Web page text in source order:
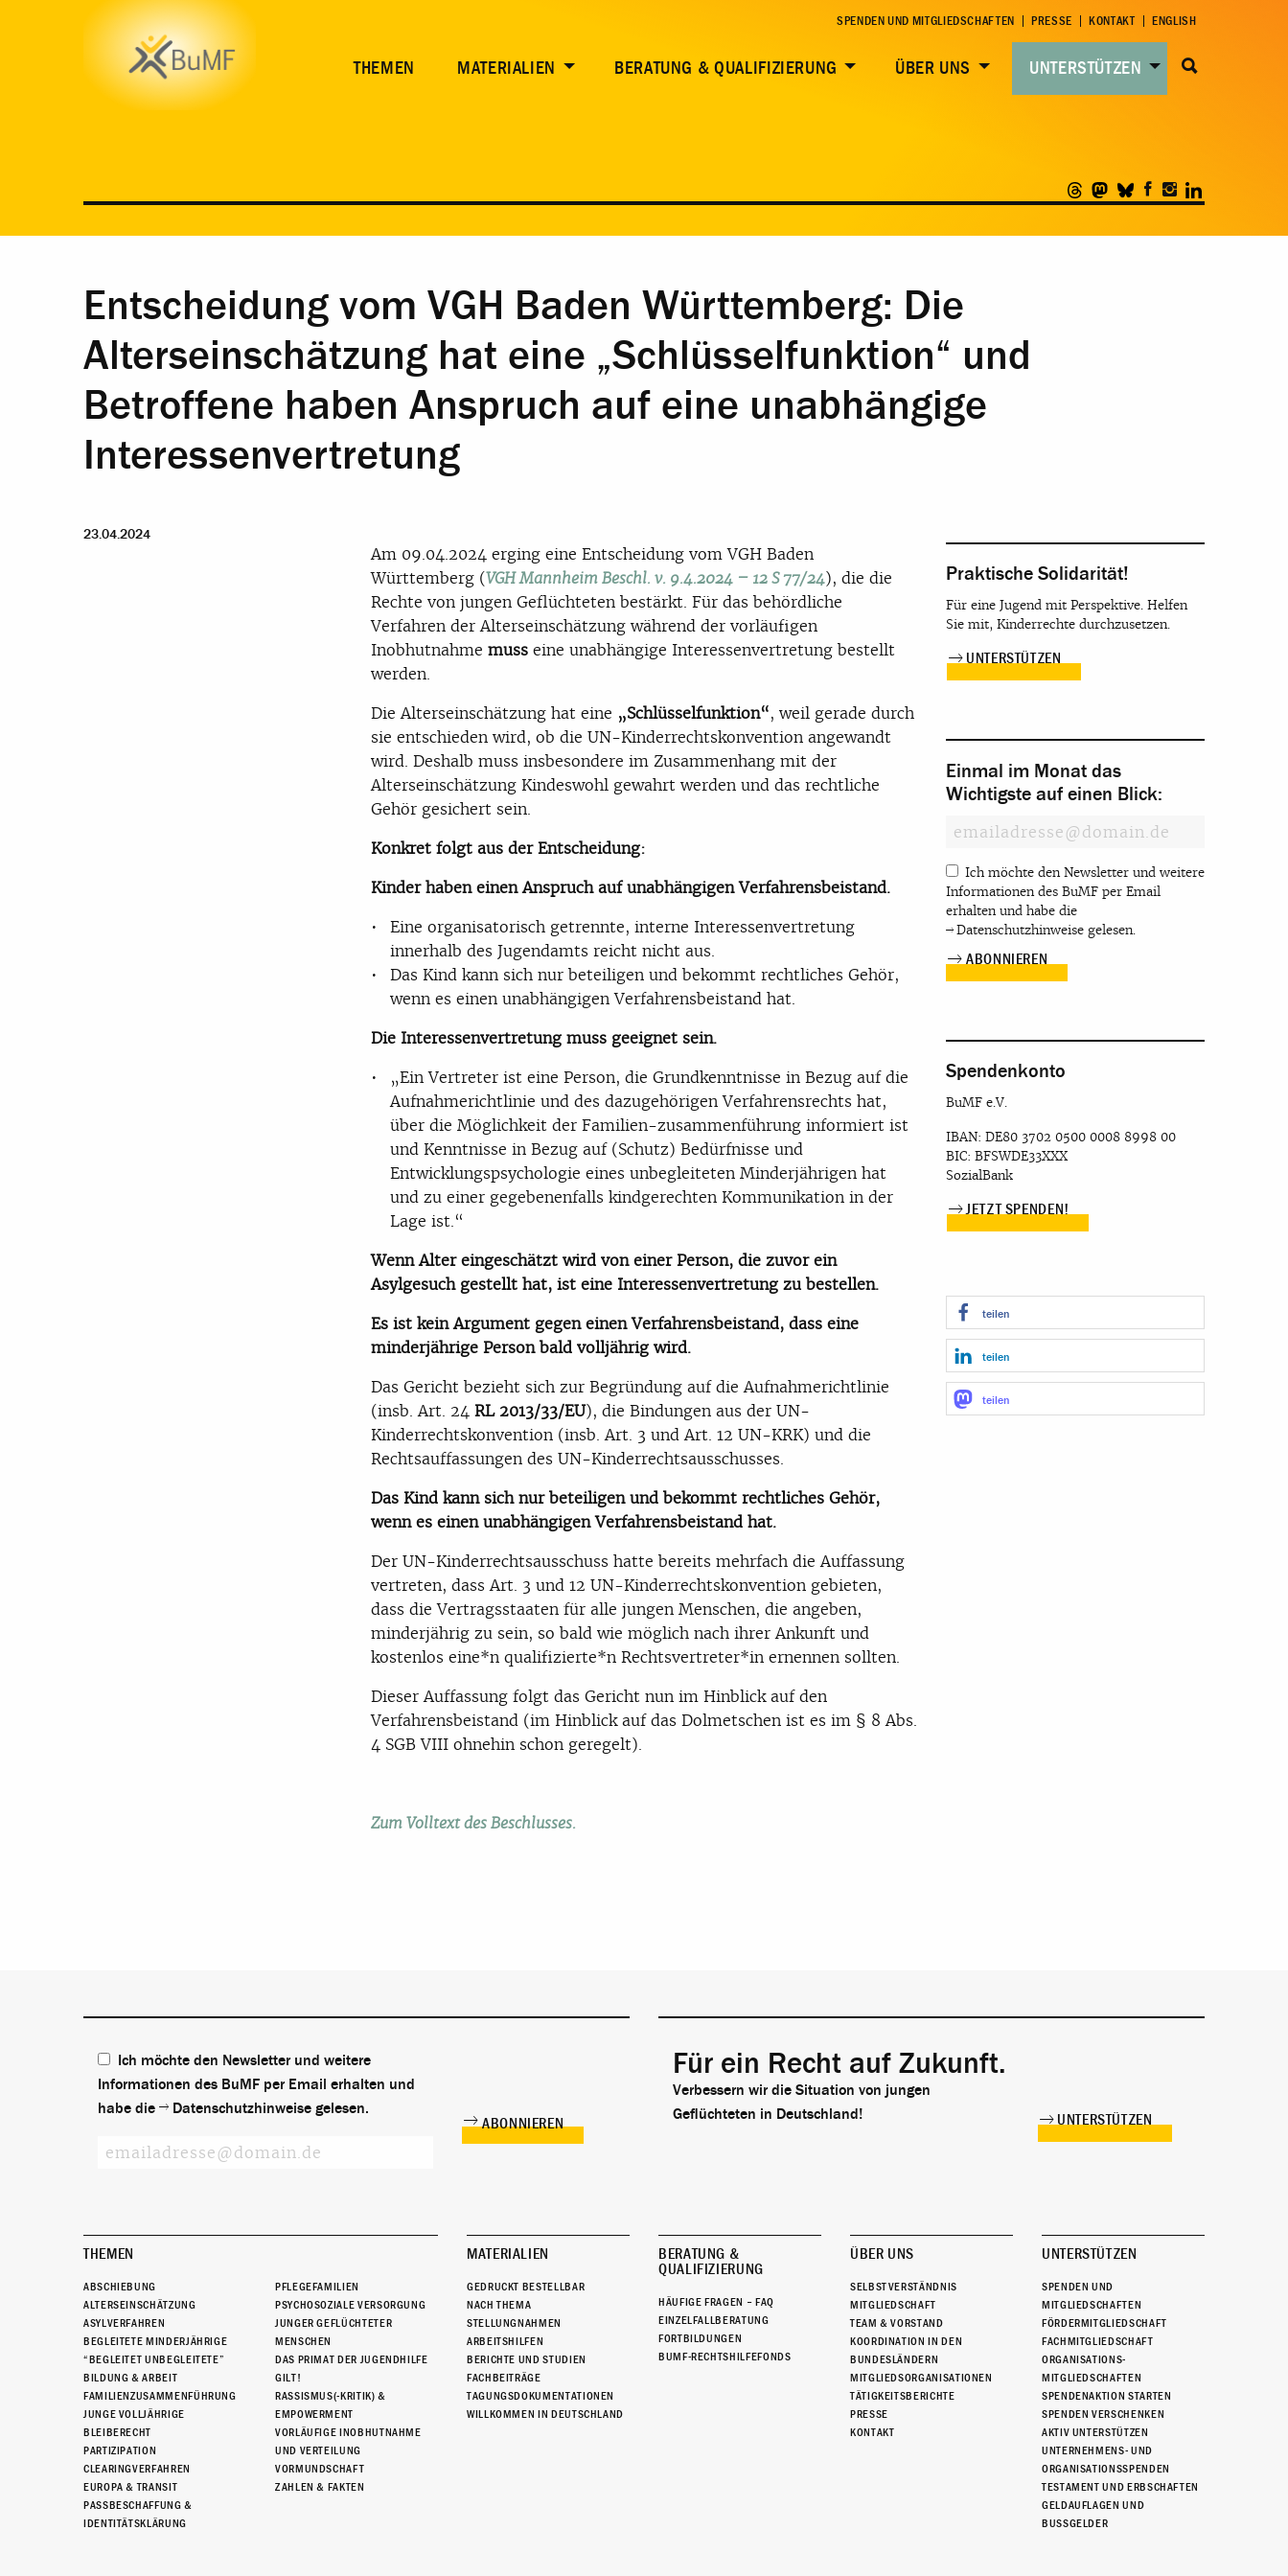
SPENDEN UND MITGLIEDSCHAFTEN PRESSE KONTAKT ENGLISH
THEMEN MATERIALIEN BERATUNG & QUALIFIZIERUNG ÜBER UNS UNTERSTÜTZEN
Entscheidung vom VGH Baden Württemberg: Die
Alterseinschätzung hat eine „Schlüsselfunktion“ und
Betroffene haben Anspruch auf eine unabhängige
Interessenvertretung
23.04.2024
Am 09.04.2024 erging eine Entscheidung vom VGH Baden
Württemberg (VGH Mannheim Beschl. v. 9.4.2024 – 12 S 77/24), die die
Rechte von jungen Geflüchteten bestärkt. Für das behördliche
Verfahren der Alterseinschätzung während der vorläufigen
Inobhutnahme muss eine unabhängige Interessenvertretung bestellt
werden.
Die Alterseinschätzung hat eine „Schlüsselfunktion“, weil gerade durch
sie entschieden wird, ob die UN-Kinderrechtskonvention angewandt
wird. Deshalb muss insbesondere im Zusammenhang mit der
Alterseinschätzung Kindeswohl gewahrt werden und das rechtliche
Gehör gesichert sein.
Konkret folgt aus der Entscheidung:
Kinder haben einen Anspruch auf unabhängigen Verfahrensbeistand.
Eine organisatorisch getrennte, interne Interessenvertretung
innerhalb des Jugendamts reicht nicht aus.
Das Kind kann sich nur beteiligen und bekommt rechtliches Gehör,
wenn es einen unabhängigen Verfahrensbeistand hat.
Die Interessenvertretung muss geeignet sein.
„Ein Vertreter ist eine Person, die Grundkenntnisse in Bezug auf die
Aufnahmerichtlinie und des dazugehörigen Verfahrensrechts hat,
über die Möglichkeit der Familien-zusammenführung informiert ist
und Kenntnisse in Bezug auf (Schutz) Bedürfnisse und
Entwicklungspsychologie eines unbegleiteten Minderjährigen hat
und zu einer gegebenenfalls kindgerechten Kommunikation in der
Lage ist.“
Wenn Alter eingeschätzt wird von einer Person, die zuvor ein
Asylgesuch gestellt hat, ist eine Interessenvertretung zu bestellen.
Es ist kein Argument gegen einen Verfahrensbeistand, dass eine
minderjährige Person bald volljährig wird.
Das Gericht bezieht sich zur Begründung auf die Aufnahmerichtlinie
(insb. Art. 24 RL 2013/33/EU), die Bindungen aus der UN-
Kinderrechtskonvention (insb. Art. 3 und Art. 12 UN-KRK) und die
Rechtsauffassungen des UN-Kinderrechtsausschusses.
Das Kind kann sich nur beteiligen und bekommt rechtliches Gehör,
wenn es einen unabhängigen Verfahrensbeistand hat.
Der UN-Kinderrechtsausschuss hatte bereits mehrfach die Auffassung
vertreten, dass Art. 3 und 12 UN-Kinderrechtskonvention gebieten,
dass die Vertragsstaaten für alle jungen Menschen, die angeben,
minderjährig zu sein, so bald wie möglich nach ihrer Ankunft und
kostenlos eine*n qualifizierte*n Rechtsvertreter*in ernennen sollten.
Dieser Auffassung folgt das Gericht nun im Hinblick auf den
Verfahrensbeistand (im Hinblick auf das Dolmetschen ist es im § 8 Abs.
4 SGB VIII ohnehin schon geregelt).
Zum Volltext des Beschlusses.
Praktische Solidarität!
Für eine Jugend mit Perspektive. Helfen
Sie mit, Kinderrechte durchzusetzen.
UNTERSTÜTZEN
Einmal im Monat das
Wichtigste auf einen Blick:
Ich möchte den Newsletter und weitere
Informationen des BuMF per Email
erhalten und habe die
Datenschutzhinweise gelesen.
Spendenkonto
BuMF e.V.
IBAN: DE80 3702 0500 0008 8998 00
BIC: BFSWDE33XXX
SozialBank
JETZT SPENDEN!
teilen
teilen
teilen
Ich möchte den Newsletter und weitere
Informationen des BuMF per Email erhalten und
habe die
Datenschutzhinweise gelesen.
Für ein Recht auf Zukunft.
Verbessern wir die Situation von jungen
Geflüchteten in Deutschland!
UNTERSTÜTZEN
THEMEN
ABSCHIEBUNG
ALTERSEINSCHÄTZUNG
ASYLVERFAHREN
BEGLEITETE MINDERJÄHRIGE
“BEGLEITET UNBEGLEITETE”
BILDUNG & ARBEIT
FAMILIENZUSAMMENFÜHRUNG
JUNGE VOLLJÄHRIGE
BLEIBERECHT
PARTIZIPATION
CLEARINGVERFAHREN
EUROPA & TRANSIT
PASSBESCHAFFUNG &
IDENTITÄTSKLÄRUNG
PFLEGEFAMILIEN
PSYCHOSOZIALE VERSORGUNG
JUNGER GEFLÜCHTETER
MENSCHEN
DAS PRIMAT DER JUGENDHILFE
GILT!
RASSISMUS(-KRITIK) &
EMPOWERMENT
VORLÄUFIGE INOBHUTNAHME
UND VERTEILUNG
VORMUNDSCHAFT
ZAHLEN & FAKTEN
MATERIALIEN
GEDRUCKT BESTELLBAR
NACH THEMA
STELLUNGNAHMEN
ARBEITSHILFEN
BERICHTE UND STUDIEN
FACHBEITRÄGE
TAGUNGSDOKUMENTATIONEN
WILLKOMMEN IN DEUTSCHLAND
BERATUNG &
QUALIFIZIERUNG
HÄUFIGE FRAGEN – FAQ
EINZELFALLBERATUNG
FORTBILDUNGEN
BUMF-RECHTSHILFEFONDS
ÜBER UNS
SELBSTVERSTÄNDNIS
MITGLIEDSCHAFT
TEAM & VORSTAND
KOORDINATION IN DEN
BUNDESLÄNDERN
MITGLIEDSORGANISATIONEN
TÄTIGKEITSBERICHTE
PRESSE
KONTAKT
UNTERSTÜTZEN
SPENDEN UND
MITGLIEDSCHAFTEN
FÖRDERMITGLIEDSCHAFT
FACHMITGLIEDSCHAFT
ORGANISATIONS-
MITGLIEDSCHAFTEN
SPENDENAKTION STARTEN
SPENDEN VERSCHENKEN
AKTIV UNTERSTÜTZEN
UNTERNEHMENS- UND
ORGANISATIONSSPENDEN
TESTAMENT UND ERBSCHAFTEN
GELDAUFLAGEN UND
BUSSGELDER